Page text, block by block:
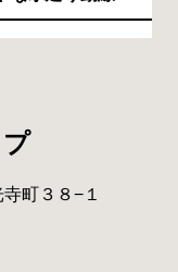
町３８−１